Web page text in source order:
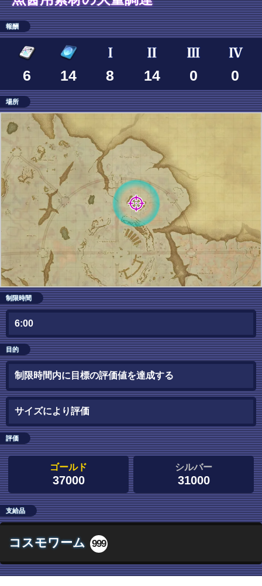
報酬
6 14 8 14 0 0
場所
制限時間
6:00
目的
制限時間内に目標の評価値を達成する
サイズにより評価
評価
ゴールド
37000
シルバー
31000
支給品
コスモワーム 999